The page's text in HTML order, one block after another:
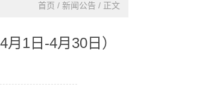
首页 / 新闻公告 / 正文
1日-4月30日）